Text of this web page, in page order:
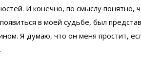
И конечно, по смыслу понятно,
в моей судьбе, был
Я думаю, что он меня простит,